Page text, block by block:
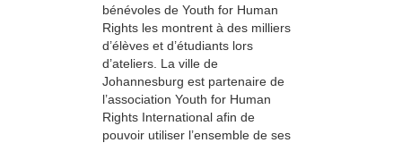
bénévoles de Youth for Human
Rights les montrent à des milliers
d’élèves et d’étudiants lors
d’ateliers. La ville de
Johannesburg est partenaire de
l’association Youth for Human
Rights International afin de
pouvoir utiliser l’ensemble de ses